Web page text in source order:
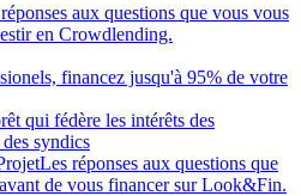
aux questions que vous vous
en Crowdlending.
financez jusqu'à 95% de votre
qui fédère les intérêts des
syndics
Les réponses aux questions que
de vous financer sur Look&Fin.